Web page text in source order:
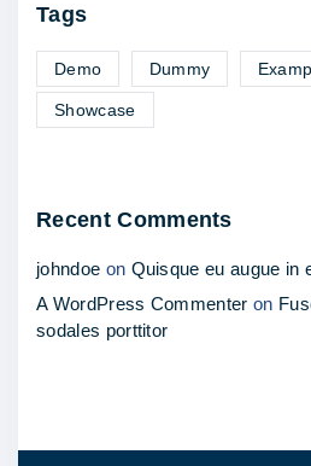
e
Tags
Demo Dummy
Showcase
Recent Comments
johndoe on Quisque eu augue in
A WordPress Commenter on
sodales porttitor